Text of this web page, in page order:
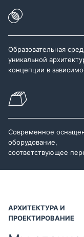
Образовательная
уникальной
концепции в
Современное
оборудование,
соответствующее
АРХИТЕКТУРА И
ПРОЕКТИРОВАНИЕ